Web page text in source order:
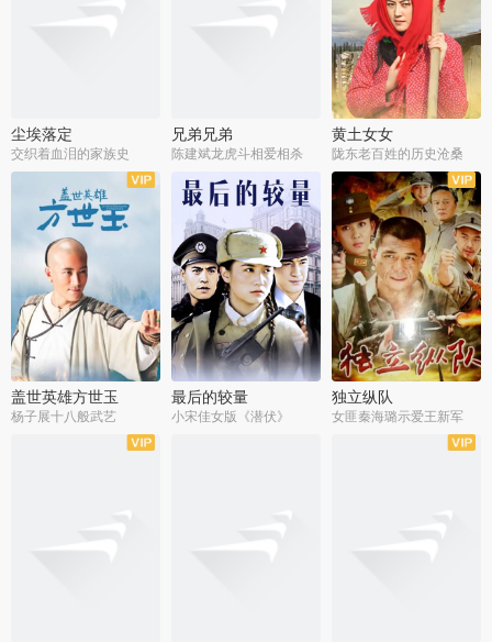
尘埃落定
交织着血泪的家族史
兄弟兄弟
陈建斌龙虎斗相爱相杀
黄土女女
陇东老百姓的历史沧桑
全36集
盖世英雄方世玉
杨子展十八般武艺
全28集
最后的较量
小宋佳女版《潜伏》
全44集
独立纵队
女匪秦海璐示爱王新军